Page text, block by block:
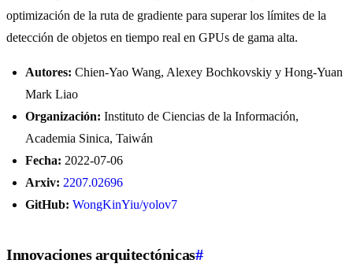
optimización de la ruta de gradiente para superar los límites de la
detección de objetos en tiempo real en GPUs de gama alta.
Autores: Chien-Yao Wang, Alexey Bochkovskiy y Hong-Yuan
Mark Liao
Organización: Instituto de Ciencias de la Información,
Academia Sinica, Taiwán
Fecha: 2022-07-06
Arxiv: 2207.02696
GitHub: WongKinYiu/yolov7
Innovaciones arquitectónicas#